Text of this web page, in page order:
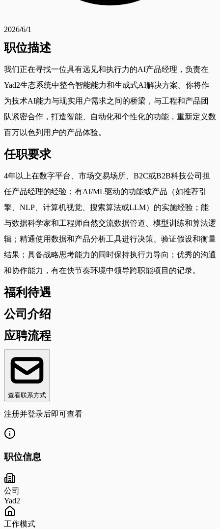
2026/6/1
职位描述
我们正在寻找一位具有远见和执行力的AI产品经理，负责在
Yad2生态系统中整合智能能力和生成式AI解决方案。你将作
为技术AI能力与现实用户需求之间的桥梁，与工程和产品团
队紧密合作，打造智能、自动化和个性化的功能，重新定义数
百万以色列用户的产品体验。
任职要求
4年以上在数字平台、市场交易场所、B2C或B2B科技公司担
任产品经理的经验；有AI/ML驱动的功能或产品（如推荐引
擎、NLP、计算机视觉、搜索算法或LLM）的实施经验；能
与数据科学家和工程师自然交流数据管道、模型训练和算法逻
辑；精通使用数据和产品分析工具进行决策、验证假设和衡量
结果；具备战略思考能力的同时保持执行力导向；优秀的沟通
和协作能力，有在快节奏环境中领导跨职能项目的记录。
福利待遇
公司介绍
应聘流程
查看联系方式
注册并登录后即可查看
职位信息
公司
Yad2
工作模式